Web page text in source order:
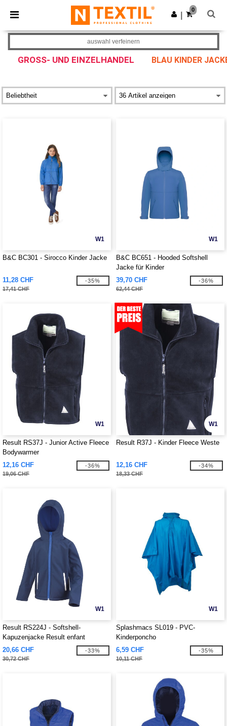
× Ntextil App
Bessere Preise in der App!
App holen
0
GROSS- UND EINZELHANDEL BLAU KINDER
auswahl verfeinern
W1
B&C BC301 - Sirocco Kinder Jacke
11,28 CHF
17,41 CHF
-35%
W1
B&C BC651 - Hooded Softshell
Jacke für Kinder
39,70 CHF
62,44 CHF
-36%
W1
Result RS37J - Junior Active Fleece
Bodywarmer
12,16 CHF
19,06 CHF
-36%
W1
Result R37J - Kinder Fleece Weste
12,16 CHF
18,33 CHF
-34%
W1
Result RS224J - Softshell-
Kapuzenjacke Result enfant
20,66 CHF
30,72 CHF
-33%
W1
Splashmacs SL019 - PVC-
Kinderponcho
6,59 CHF
10,11 CHF
-35%